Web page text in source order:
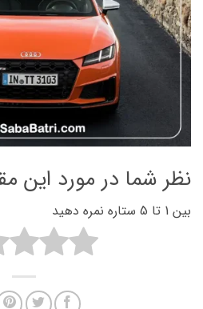
نظر شما در مورد این
بین 1 تا 5 ستاره نمره دهید